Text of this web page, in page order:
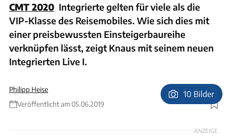
CMT 2020 Integrierte gelten für viele als die
VIP-Klasse des Reisemobiles. Wie sich dies mit
einer preisbewussten Einsteigerbaureihe
verknüpfen lässt, zeigt Knaus mit seinem neuen
Integrierten Live I.
Philipp Heise
Veröffentlicht am 05.06.2019
Foto: Sophia Pfisterer
10 Bilder
ANZEIGE